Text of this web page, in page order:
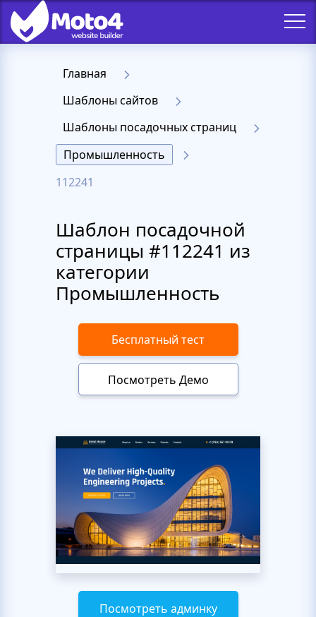
Главная
Шаблоны сайтов
Шаблоны посадочных страниц
Промышленность
112241
Шаблон посадочной
страницы #112241 из
категории
Промышленность
Бесплатный тест
Посмотреть Демо
Посмотреть админку